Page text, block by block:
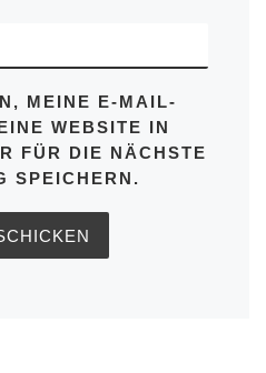
MEINE E-MAIL-
WEBSITE IN
FÜR DIE NÄCHSTE
SPEICHERN.